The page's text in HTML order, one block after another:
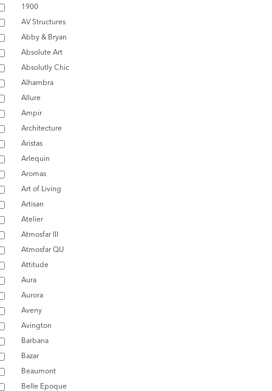
1900
AV Structures
Abby & Bryan
Absolute Art
Absolutly Chic
Alhambra
Allure
Ampir
Architecture
Aristas
Arlequin
Aromas
Art of Living
Artisan
Atelier
Atmosfar III
Atmosfar QU
Attitude
Aura
Aurora
Aveny
Avington
Barbana
Bazar
Beaumont
Belle Epoque